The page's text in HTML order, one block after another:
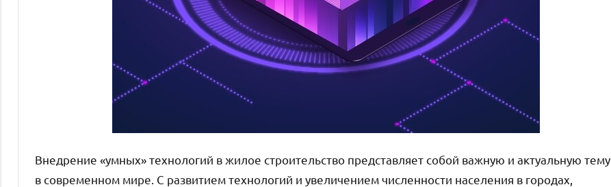
Внедрение «умных» технологий в жилое строительство представляет собой важную и актуальную тему
в современном мире. С развитием технологий и увеличением численности населения в городах,